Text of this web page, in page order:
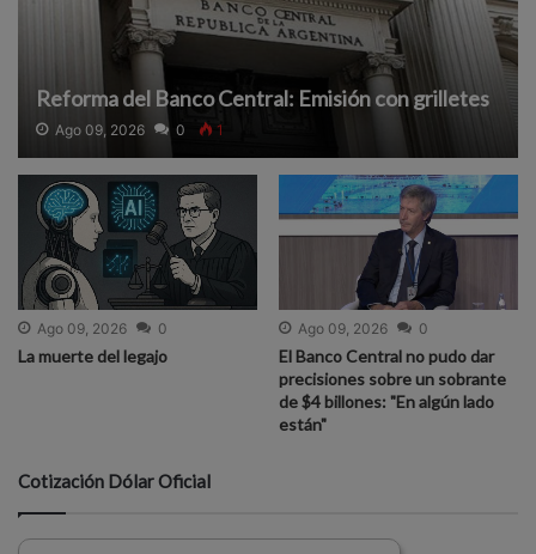
Reforma del Banco Central: Emisión con grilletes
Ago 09, 2026 0 1
Ago 09, 2026 0
La muerte del legajo
Ago 09, 2026 0
El Banco Central no pudo dar
precisiones sobre un sobrante
de $4 billones: "En algún lado
están"
Cotización Dólar Oficial